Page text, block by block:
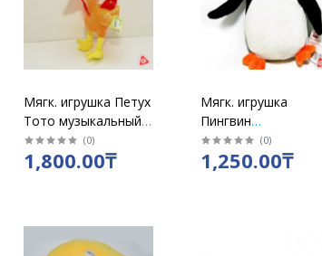
Мягк. игрушка Петух
Тото музыкальный
средн
(0)
1,800.00₸
Мягк. игрушка
Пингвин
(Мадагаскар)
(0)
1,250.00₸